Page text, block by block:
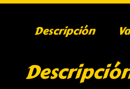
Descripción